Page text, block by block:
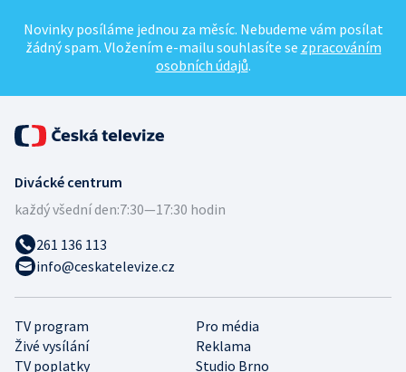
Novinky posíláme jednou za měsíc. Nebudeme vám posílat
žádný spam. Vložením e-mailu souhlasíte se zpracováním
osobních údajů.